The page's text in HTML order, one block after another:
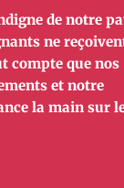
de notre
ne
compte que nos
et notre
la main sur